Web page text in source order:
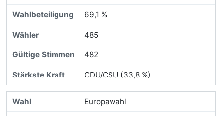
69,1 %
485
482
CDU/CSU (33,8 %)
Europawahl